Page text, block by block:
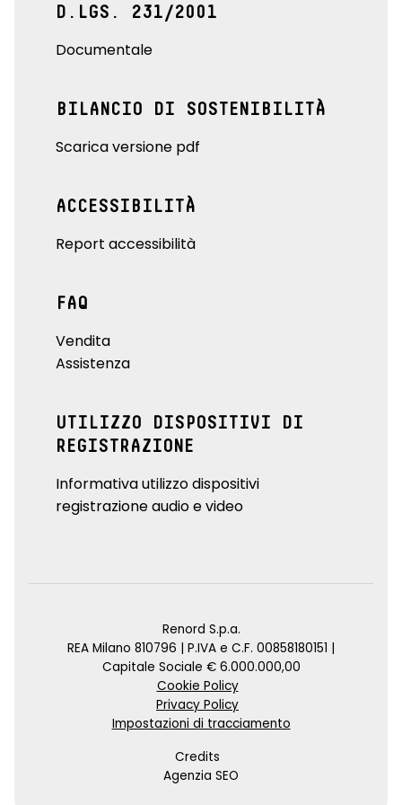
D.LGS. 231/2001
Documentale
BILANCIO DI SOSTENIBILITÀ
Scarica versione pdf
ACCESSIBILITÀ
Report accessibilità
FAQ
Vendita
Assistenza
UTILIZZO DISPOSITIVI DI
REGISTRAZIONE
Informativa utilizzo dispositivi
registrazione audio e video
Renord S.p.a.
REA Milano 810796 | P.IVA e C.F. 00858180151 |
Capitale Sociale € 6.000.000,00
Cookie Policy
Privacy Policy
Impostazioni di tracciamento
Credits
Agenzia SEO